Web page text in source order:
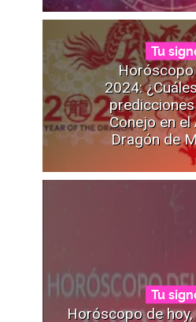
Tu
Horóscopo
2024:
Conejo en el
Dragón de
Tu
Horóscopo de